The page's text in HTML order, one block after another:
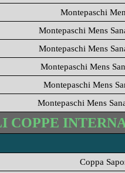
Montepaschi
Montepaschi Mens
Montepaschi Mens
Montepaschi Mens
Montepaschi Mens
Montepaschi Mens
COPPE
Coppa